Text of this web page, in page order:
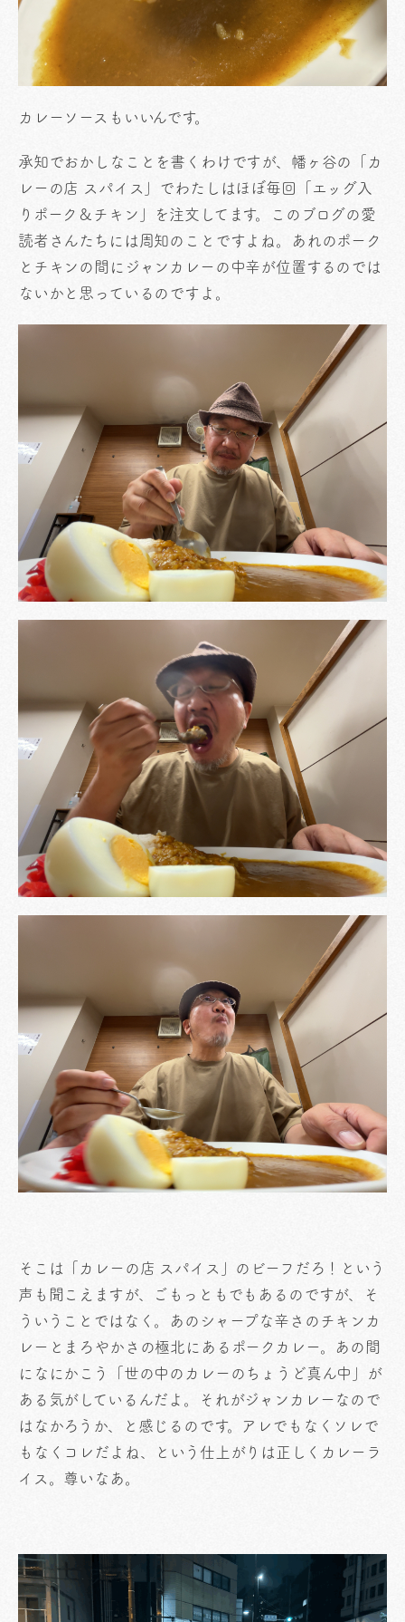
カレーソースもいいんです。
承知でおかしなことを書くわけですが、幡ヶ谷の「カ
レーの店 スパイス」でわたしはほぼ毎回「エッグ入
りポーク＆チキン」を注文してます。このブログの愛
読者さんたちには周知のことですよね。あれのポーク
とチキンの間にジャンカレーの中辛が位置するのでは
ないかと思っているのですよ。
そこは「カレーの店 スパイス」のビーフだろ！という
声も聞こえますが、ごもっともでもあるのですが、そ
ういうことではなく。あのシャープな辛さのチキンカ
レーとまろやかさの極北にあるポークカレー。あの間
になにかこう「世の中のカレーのちょうど真ん中」が
ある気がしているんだよ。それがジャンカレーなので
はなかろうか、と感じるのです。アレでもなくソレで
もなくコレだよね、という仕上がりは正しくカレーラ
イス。尊いなあ。